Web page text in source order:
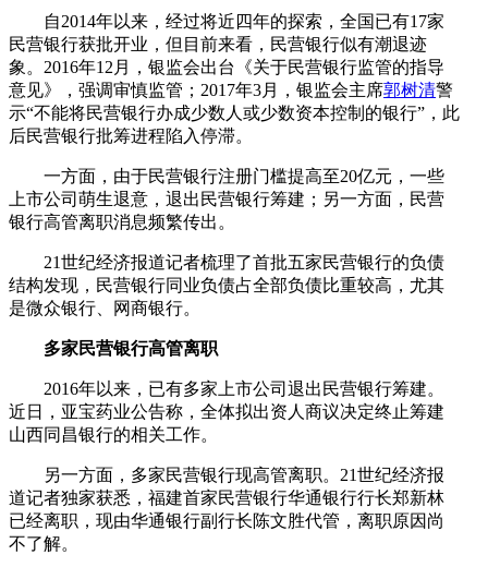
自2014年以来，经过将近四年的探索，全国已有17家
民营银行获批开业，但目前来看，民营银行似有潮退迹
象。2016年12月，银监会出台《关于民营银行监管的指导
意见》，强调审慎监管；2017年3月，银监会主席郭树清警
示“不能将民营银行办成少数人或少数资本控制的银行”，此
后民营银行批筹进程陷入停滞。
一方面，由于民营银行注册门槛提高至20亿元，一些
上市公司萌生退意，退出民营银行筹建；另一方面，民营
银行高管离职消息频繁传出。
21世纪经济报道记者梳理了首批五家民营银行的负债
结构发现，民营银行同业负债占全部负债比重较高，尤其
是微众银行、网商银行。
多家民营银行高管离职
2016年以来，已有多家上市公司退出民营银行筹建。
近日，亚宝药业公告称，全体拟出资人商议决定终止筹建
山西同昌银行的相关工作。
另一方面，多家民营银行现高管离职。21世纪经济报
道记者独家获悉，福建首家民营银行华通银行行长郑新林
已经离职，现由华通银行副行长陈文胜代管，离职原因尚
不了解。